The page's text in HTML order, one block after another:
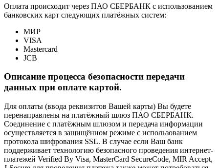
Оплата происходит через ПАО СБЕРБАНК с использованием
банковских карт следующих платёжных систем:
МИР
VISA
Mastercard
JCB
Описание процесса безопасности передачи
данных при оплате картой.
Для оплаты (ввода реквизитов Вашей карты) Вы будете
перенаправлены на платёжный шлюз ПАО СБЕРБАНК.
Соединение с платёжным шлюзом и передача информации
осуществляется в защищённом режиме с использованием
протокола шифрования SSL. В случае если Ваш банк
поддерживает технологию безопасного проведения интернет-
платежей Verified By Visa, MasterCard SecureCode, MIR Accept,